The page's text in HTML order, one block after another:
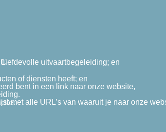
uitvaartbegeleiding; en
of diensten heeft; en
bent in een link naar onze website,
reactie.